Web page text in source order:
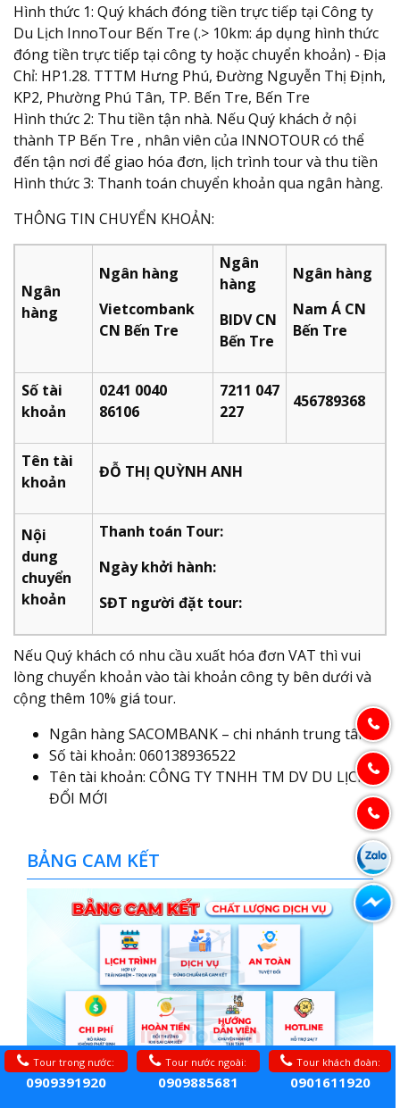
Hình thức 1: Quý khách đóng tiền trực tiếp tại Công ty
Du Lịch InnoTour Bến Tre (.> 10km: áp dụng hình thức
đóng tiền trực tiếp tại công ty hoặc chuyển khoản) - Địa
Chỉ: HP1.28. TTTM Hưng Phú, Đường Nguyễn Thị Định,
KP2, Phường Phú Tân, TP. Bến Tre, Bến Tre
Hình thức 2: Thu tiền tận nhà. Nếu Quý khách ở nội
thành TP Bến Tre , nhân viên của INNOTOUR có thể
đến tận nơi để giao hóa đơn, lịch trình tour và thu tiền
Hình thức 3: Thanh toán chuyển khoản qua ngân hàng.
THÔNG TIN CHUYỂN KHOẢN:
Ngân
hàng
Ngân hàng
Vietcombank
CN Bến Tre
Ngân
hàng
BIDV CN
Bến Tre
Ngân hàng
Nam Á CN
Bến Tre
Số tài
khoản
0241 0040
86106
7211 047
227​
456789368
Tên tài
khoản
ĐỖ THỊ QUỲNH ANH
Nội
dung
chuyển
khoản
Thanh toán Tour:
Ngày khởi hành:
SĐT người đặt tour:
Nếu Quý khách có nhu cầu xuất hóa đơn VAT thì vui
lòng chuyển khoản vào tài khoản công ty bên dưới và
cộng thêm 10% giá tour.
Ngân hàng SACOMBANK – chi nhánh trung tâm
Số tài khoản: 060138936522
Tên tài khoản: CÔNG TY TNHH TM DV DU LỊCH
ĐỔI MỚI
BẢNG CAM KẾT
INNOTOUR trân trọng cam kết mang đến cho
Tour trong nước:
0909391920
Tour nước ngoài:
0909885681
Tour khách đoàn:
0901611920